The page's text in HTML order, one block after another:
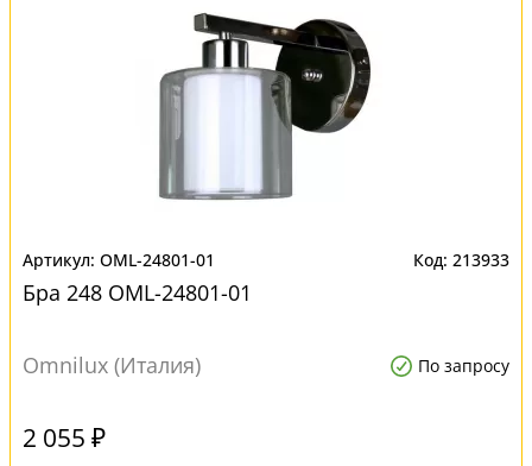
OML-24801-01 213933
Бра 248 OML-24801-01
Omnilux (Италия) По запросу
2 055 ₽